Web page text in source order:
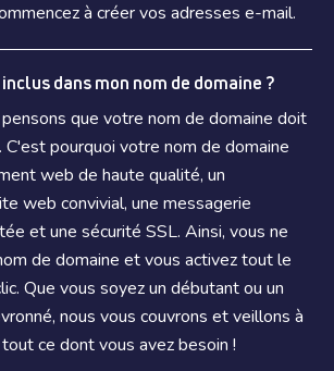
à créer vos adresses e-mail.
dans mon nom de domaine ?
que votre nom de domaine doit
pourquoi votre nom de domaine
web de haute qualité, un
web convivial, une messagerie
et une sécurité SSL. Ainsi, vous ne
de domaine et vous activez tout le
Que vous soyez un débutant ou un
nous vous couvrons et veillons à
ce dont vous avez besoin !